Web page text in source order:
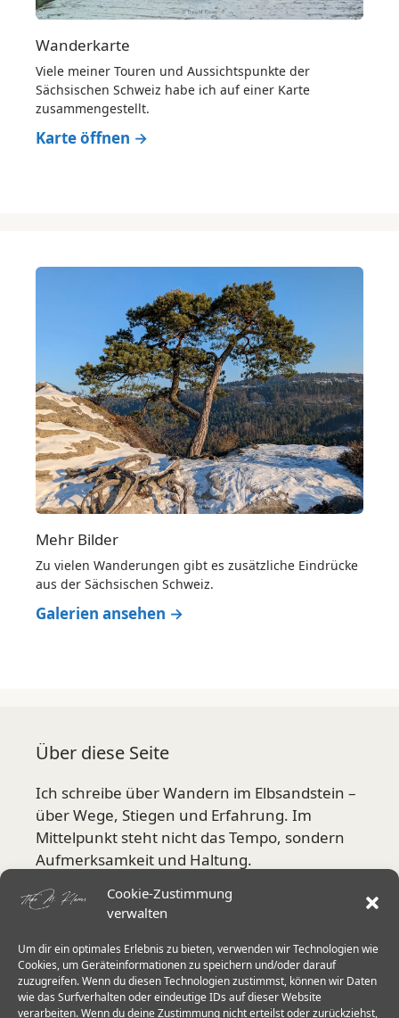
Cookie-Zustimmung
verwalten
Um dir ein optimales Erlebnis zu bieten, verwenden wir Technologien wie
Cookies, um Geräteinformationen zu speichern und/oder darauf
zuzugreifen. Wenn du diesen Technologien zustimmst, können wir Daten
wie das Surfverhalten oder eindeutige IDs auf dieser Website
verarbeiten. Wenn du deine Zustimmung nicht erteilst oder zurückziehst,
Wanderkarte
Viele meiner Touren und Aussichtspunkte der
Sächsischen Schweiz habe ich auf einer Karte
zusammengestellt.
Karte öffnen →
Mehr Bilder
Zu vielen Wanderungen gibt es zusätzliche Eindrücke
aus der Sächsischen Schweiz.
Galerien ansehen →
Über diese Seite
Ich schreibe über Wandern im Elbsandstein –
über Wege, Stiegen und Erfahrung. Im
Mittelpunkt steht nicht das Tempo, sondern
Aufmerksamkeit und Haltung.
Mehr über mich
Aktuelle Schwerpunkte
Stiegen in der Sächsischen Schweiz